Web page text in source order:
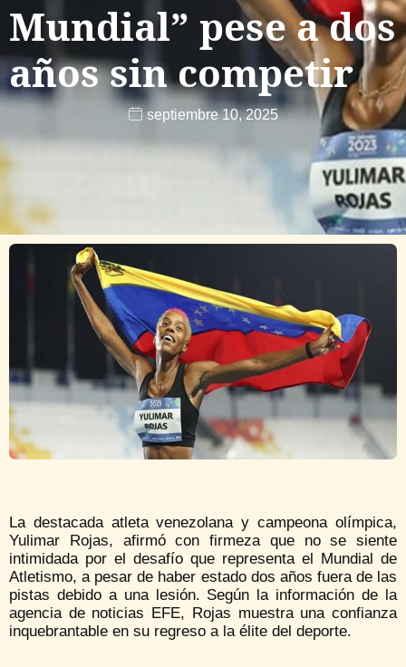
Mundial” pese a dos
años sin competir
septiembre 10, 2025
La destacada atleta venezolana y campeona olímpica,
Yulimar Rojas, afirmó con firmeza que no se siente
intimidada por el desafío que representa el Mundial de
Atletismo, a pesar de haber estado dos años fuera de las
pistas debido a una lesión. Según la información de la
agencia de noticias EFE, Rojas muestra una confianza
inquebrantable en su regreso a la élite del deporte.